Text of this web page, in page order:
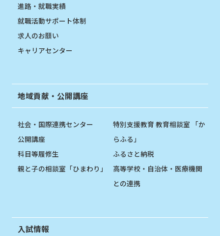
進路・就職実績
就職活動サポート体制
求人のお願い
キャリアセンター
地域貢献・公開講座
社会・国際連携センター
公開講座
科目等履修生
親と子の相談室「ひまわり」
特別支援教育 教育相談室 「か
らふる」
ふるさと納税
高等学校・自治体・医療機関
との連携
入試情報